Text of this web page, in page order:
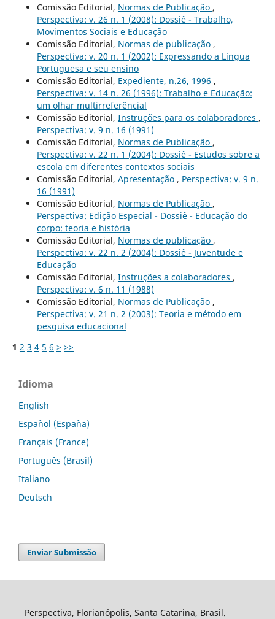
Comissão Editorial, Normas de Publicação ,
Perspectiva: v. 26 n. 1 (2008): Dossiê - Trabalho,
Movimentos Sociais e Educação
Comissão Editorial, Normas de publicação ,
Perspectiva: v. 20 n. 1 (2002): Expressando a Língua
Portuguesa e seu ensino
Comissão Editorial, Expediente, n.26, 1996 ,
Perspectiva: v. 14 n. 26 (1996): Trabalho e Educação:
um olhar multirreferêncial
Comissão Editorial, Instruções para os colaboradores ,
Perspectiva: v. 9 n. 16 (1991)
Comissão Editorial, Normas de Publicação ,
Perspectiva: v. 22 n. 1 (2004): Dossiê - Estudos sobre a
escola em diferentes contextos sociais
Comissão Editorial, Apresentação , Perspectiva: v. 9 n.
16 (1991)
Comissão Editorial, Normas de Publicação ,
Perspectiva: Edição Especial - Dossiê - Educação do
corpo: teoria e história
Comissão Editorial, Normas de publicação ,
Perspectiva: v. 22 n. 2 (2004): Dossiê - Juventude e
Educação
Comissão Editorial, Instruções a colaboradores ,
Perspectiva: v. 6 n. 11 (1988)
Comissão Editorial, Normas de Publicação ,
Perspectiva: v. 21 n. 2 (2003): Teoria e método em
pesquisa educacional
1 2 3 4 5 6 > >>
Idioma
English
Español (España)
Français (France)
Português (Brasil)
Italiano
Deutsch
Enviar Submissão
Perspectiva, Florianópolis, Santa Catarina, Brasil.